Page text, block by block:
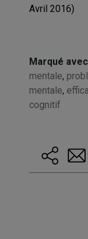
Avril 2016)
Marqué
mentale,
mentale,
cognitif